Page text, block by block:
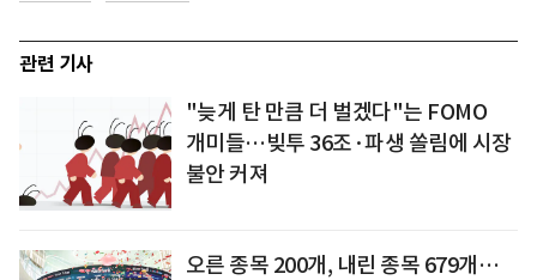
관련 기사
"늦게 탄 만큼 더 벌겠다"는 FOMO
개미들…빚투 36조·파생 쏠림에 시장
불안 커져
오른 종목 200개, 내린 종목 679개…